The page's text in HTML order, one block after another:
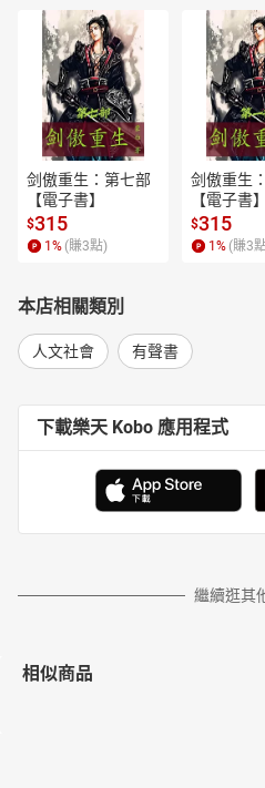
剑傲重生：第七部
【電子書】
$315
1 % (賺3點)
剑傲重生
【電子書】
$315
1 % (賺3
本店相關類別
人文社會 有聲書
下載樂天 Kobo 應用程式
繼續逛其
相似商品